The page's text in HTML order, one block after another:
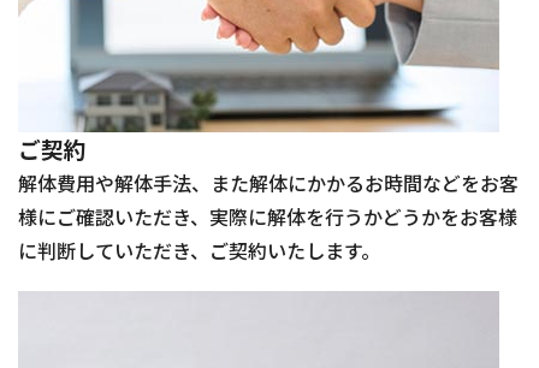
ご契約
解体費用や解体手法、また解体にかかるお時間などをお客
様にご確認いただき、実際に解体を行うかどうかをお客様
に判断していただき、ご契約いたします。